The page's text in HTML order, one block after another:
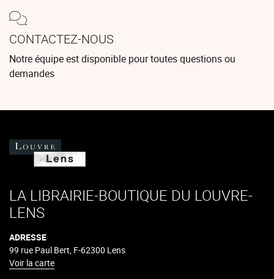
CONTACTEZ-NOUS
Notre équipe est disponible pour toutes questions ou
demandes
LA LIBRAIRIE-BOUTIQUE DU LOUVRE-
LENS
ADRESSE
99 rue Paul Bert, F-62300 Lens
Voir la carte